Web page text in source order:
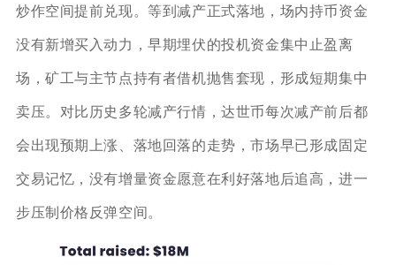
炒作空间提前兑现。等到减产正式落地，场内持币资金
没有新增买入动力，早期埋伏的投机资金集中止盈离
场，矿工与主节点持有者借机抛售套现，形成短期集中
卖压。对比历史多轮减产行情，达世币每次减产前后都
会出现预期上涨、落地回落的走势，市场早已形成固定
交易记忆，没有增量资金愿意在利好落地后追高，进一
步压制价格反弹空间。